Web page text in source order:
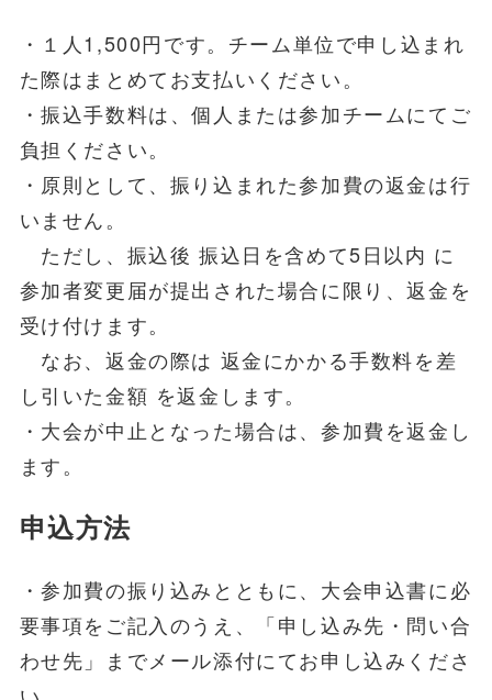
・１人1,500円です。チーム単位で申し込まれ
た際はまとめてお支払いください。
・振込手数料は、個人または参加チームにてご
負担ください。
・原則として、振り込まれた参加費の返金は行
いません。
ただし、振込後 振込日を含めて5日以内 に
参加者変更届が提出された場合に限り、返金を
受け付けます。
なお、返金の際は 返金にかかる手数料を差
し引いた金額 を返金します。
・大会が中止となった場合は、参加費を返金し
ます。
申込方法
・参加費の振り込みとともに、大会申込書に必
要事項をご記入のうえ、「申し込み先・問い合
わせ先」までメール添付にてお申し込みくださ